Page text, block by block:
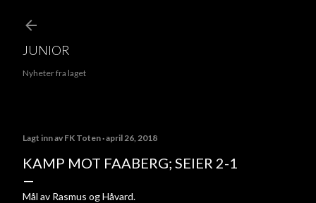
JUNIOR
Nyheter fra laget
Lagt inn av FK Toten april 26, 2018
KAMP MOT FAABERG; SEIER 2-1
Mål av Rasmus og Håvard.